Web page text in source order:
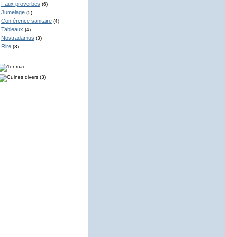
Faux proverbes (6)
Jumelage (5)
Conférence sanitaire (4)
Tableaux (4)
Nostradamus (3)
Rire (3)